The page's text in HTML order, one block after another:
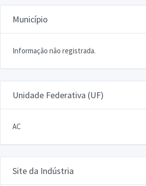
Município
Informação não registrada.
Unidade Federativa (UF)
AC
Site da Indústria